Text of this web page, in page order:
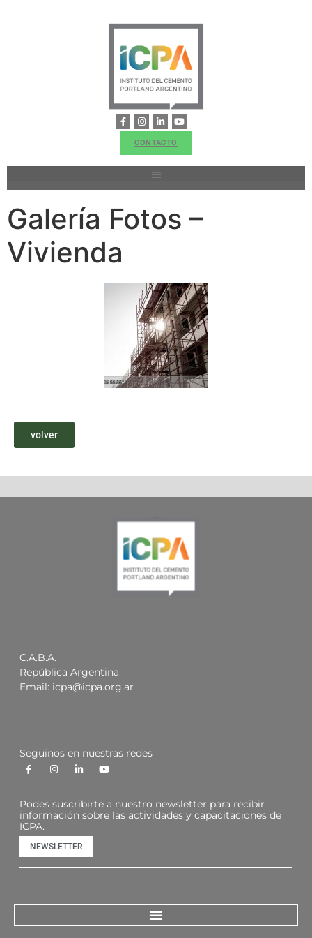
CONTACTO
Galería Fotos –
Vivienda
volver
C.A.B.A.
República Argentina
Email: icpa@icpa.org.ar
Seguinos en nuestras redes
Podes suscribirte a nuestro newsletter para recibir
información sobre las actividades y capacitaciones de
ICPA.
NEWSLETTER